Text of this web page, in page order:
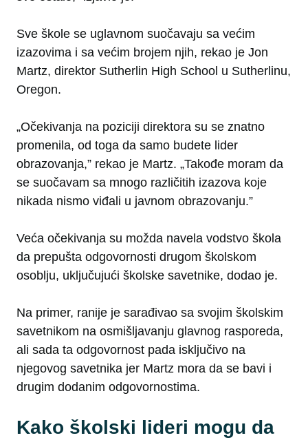
Sve škole se uglavnom suočavaju sa većim
izazovima i sa većim brojem njih, rekao je Jon
Martz, direktor Sutherlin High School u Sutherlinu,
Oregon.
„Očekivanja na poziciji direktora su se znatno
promenila, od toga da samo budete lider
obrazovanja,” rekao je Martz. „Takođe moram da
se suočavam sa mnogo različitih izazova koje
nikada nismo viđali u javnom obrazovanju.”
Veća očekivanja su možda navela vodstvo škola
da prepušta odgovornosti drugom školskom
osoblju, uključujući školske savetnike, dodao je.
Na primer, ranije je sarađivao sa svojim školskim
savetnikom na osmišljavanju glavnog rasporeda,
ali sada ta odgovornost pada isključivo na
njegovog savetnika jer Martz mora da se bavi i
drugim dodanim odgovornostima.
Kako školski lideri mogu da